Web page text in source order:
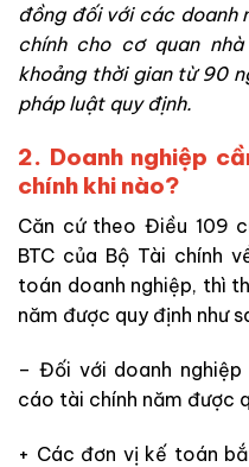
đồng đối với các doanh
chính cho cơ quan
khoảng thời gian từ 90
pháp luật quy định.
2. Doanh nghiệp
chính khi nào?
Căn cứ theo Điều 109
BTC của Bộ Tài chính
toán doanh nghiệp, thì
năm được quy định như
– Đối với doanh
cáo tài chính năm được
+ Các đơn vị kế toán